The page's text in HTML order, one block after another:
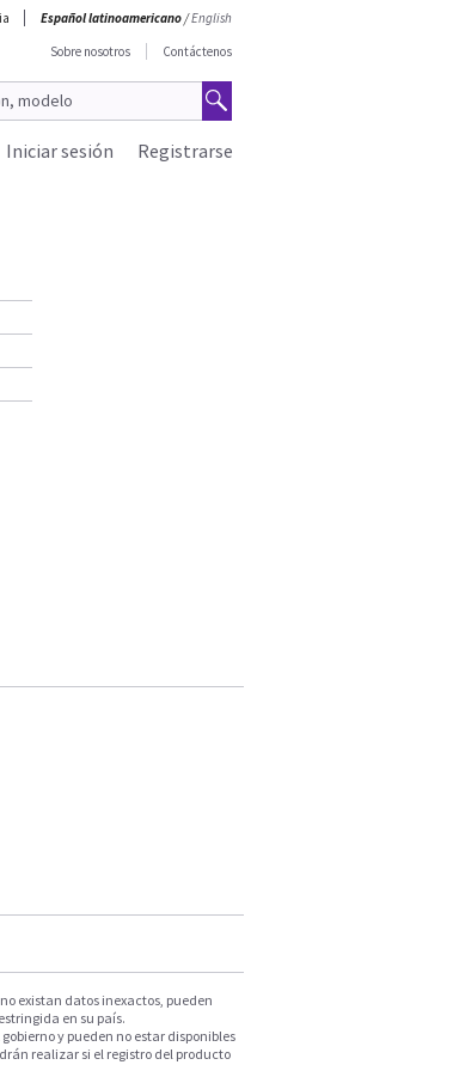
Español latinoamericano/English
Sobre nosotros
Contáctenos
Registrarse
Iniciar sesión
existan datos inexactos, pueden
en su país.
y pueden no estar disponibles
realizar si el registro del producto